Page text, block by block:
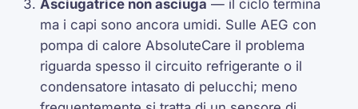
Asciugatrice non asciuga — il ciclo termina
ma i capi sono ancora umidi. Sulle AEG con
pompa di calore AbsoluteCare il problema
riguarda spesso il circuito refrigerante o il
condensatore intasato di pelucchi; meno